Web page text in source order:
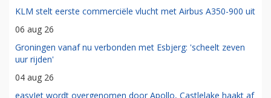
KLM stelt eerste commerciële vlucht met Airbus A350-900 uit
06 aug 26
Groningen vanaf nu verbonden met Esbjerg: 'scheelt zeven
uur rijden'
04 aug 26
easyJet wordt overgenomen door Apollo, Castlelake haakt af